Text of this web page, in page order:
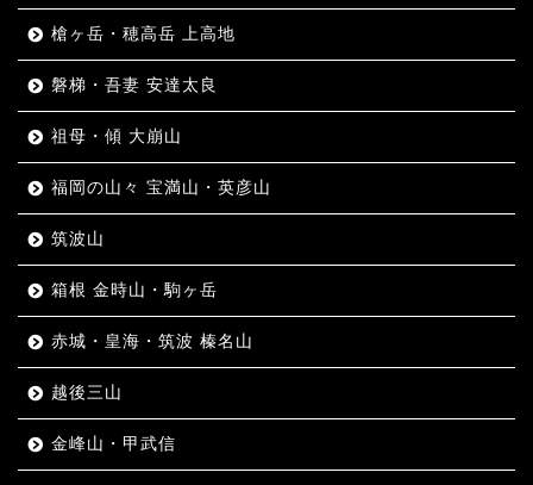
槍ヶ岳・穂高岳 上高地
磐梯・吾妻 安達太良
祖母・傾 大崩山
福岡の山々 宝満山・英彦山
筑波山
箱根 金時山・駒ヶ岳
赤城・皇海・筑波 榛名山
越後三山
金峰山・甲武信